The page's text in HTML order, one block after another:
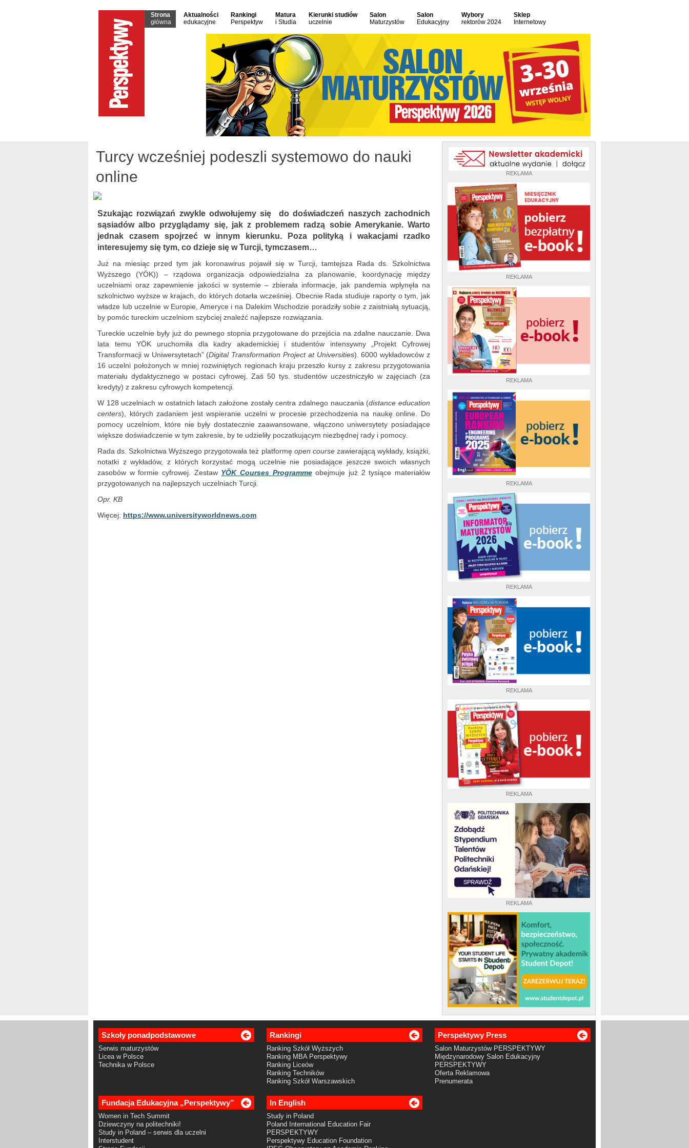
Strona
główna
Aktualności
edukacyjne
Rankingi
Perspektyw
Matura
i Studia
Kierunki studiów
uczelnie
Salon
Maturzystów
Salon
Edukacyjny
Wybory
rektorów 2024
Sklep
Internetowy
REKLAMA
REKLAMA
REKLAMA
REKLAMA
REKLAMA
REKLAMA
REKLAMA
REKLAMA
Turcy wcześniej podeszli systemowo do nauki
online
Szukając rozwiązań zwykle odwołujemy się do doświadczeń naszych zachodnich
sąsiadów albo przyglądamy się, jak z problemem radzą sobie Amerykanie. Warto
jednak czasem spojrzeć w innym kierunku. Poza polityką i wakacjami rzadko
interesujemy się tym, co dzieje się w Turcji, tymczasem…
Już na miesiąc przed tym jak koronawirus pojawił się w Turcji, tamtejsza Rada ds. Szkolnictwa
Wyższego (YÖK)) – rządowa organizacja odpowiedzialna za planowanie, koordynację między
uczelniami oraz zapewnienie jakości w systemie – zbierała informacje, jak pandemia wpłynęła na
szkolnictwo wyższe w krajach, do których dotarła wcześniej. Obecnie Rada studiuje raporty o tym, jak
władze lub uczelnie w Europie, Ameryce i na Dalekim Wschodzie poradziły sobie z zaistniałą sytuacją,
by pomóc tureckim uczelniom szybciej znaleźć najlepsze rozwiązania.
Tureckie uczelnie były już do pewnego stopnia przygotowane do przejścia na zdalne nauczanie. Dwa
lata temu YÖK uruchomiła dla kadry akademickiej i studentów intensywny „Projekt Cyfrowej
Transformacji w Uniwersytetach” (Digital Transformation Project at Universities). 6000 wykładowców z
16 uczelni położonych w mniej rozwiniętych regionach kraju przeszło kursy z zakresu przygotowania
materiału dydaktycznego w postaci cyfrowej. Zaś 50 tys. studentów uczestniczyło w zajęciach (za
kredyty) z zakresu cyfrowych kompetencji.
W 128 uczelniach w ostatnich latach założone zostały centra zdalnego nauczania (distance education
centers), których zadaniem jest wspieranie uczelni w procesie przechodzenia na naukę online. Do
pomocy uczelniom, które nie były dostatecznie zaawansowane, włączono uniwersytety posiadające
większe doświadczenie w tym zakresie, by te udzieliły poczatkującym niezbędnej rady i pomocy.
Rada ds. Szkolnictwa Wyższego przygotowała też platformę open coursezawierającą wykłady, książki,
notatki z wykładów, z których korzystać mogą uczelnie nie posiadające jeszcze swoich własnych
zasobów w formie cyfrowej. Zestaw YÖK Courses Programmeobejmuje już 2 tysiące materiałów
przygotowanych na najlepszych uczelniach Turcji.
Opr. KB
Więcej: https://www.universityworldnews.com
Szkoły ponadpodstawowe
Serwis maturzystów
Licea w Polsce
Technika w Polsce
Rankingi
Ranking Szkół Wyższych
Ranking MBA Perspektywy
Ranking Liceów
Ranking Techników
Ranking Szkół Warszawskich
Perspektywy Press
Salon Maturzystów PERSPEKTYWY
Międzynarodowy Salon Edukacyjny
PERSPEKTYWY
Oferta Reklamowa
Prenumerata
Fundacja Edukacyjna „Perspektywy”
Women in Tech Summit
Dziewczyny na politechniki!
Study in Poland – serwis dla uczelni
Interstudent
In English
Study in Poland
Poland International Education Fair
PERSPEKTYWY
Perspektywy Education Foundation